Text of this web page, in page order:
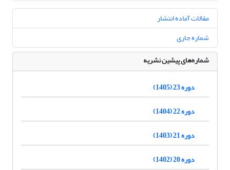
مقالات آماده انتشار
شماره جاری
شماره‌های پیشین نشریه
دوره 23 (1405)
دوره 22 (1404)
دوره 21 (1403)
دوره 20 (1402)